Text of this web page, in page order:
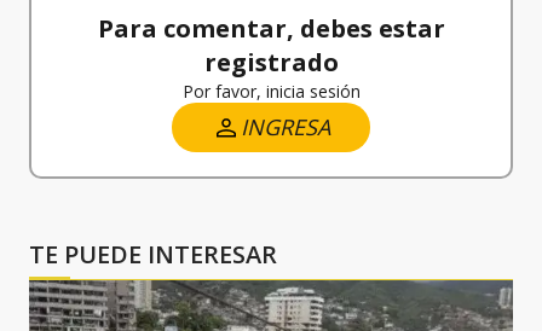
Para comentar, debes estar
registrado
Por favor, inicia sesión
INGRESA
TE PUEDE INTERESAR